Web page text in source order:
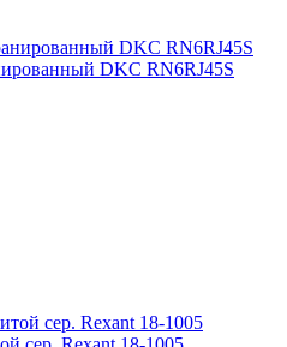
DKC RN6RJ45S